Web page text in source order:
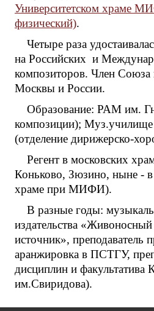
Университетском храме
физический).
Четыре раза
на Российских и
композиторов. Член Союза
Москвы и России.
Образование: РАМ им.
композиции);
(отделение дирижерско-
Регент в московских
Коньково, Зюзино, ныне - в
храме при МИФИ).
В разные годы:
издательства «Живоносный
источник», преподаватель
аранжировка в ПСТГУ,
дисциплин и
им.Свиридова).